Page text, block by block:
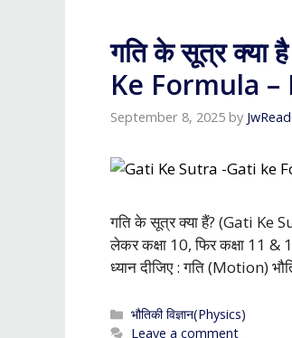
गति के सूत्र
Ke Formula –
September 8, 2025 by
गति के सूत्र क्या हैं? (Gati
लेकर कक्षा 10, फिर कक्षा 11
ध्यान दीजिए : गति (Motion)
Categories
भौतिकी विज्ञान(Physics)
Leave a comment